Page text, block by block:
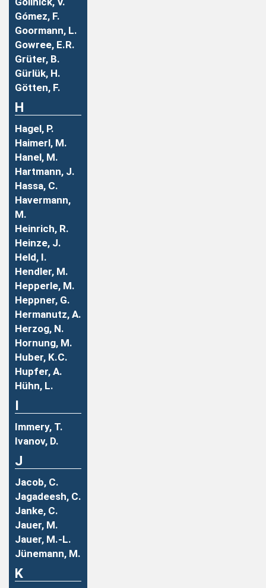
Gómez, F.
Goormann, L.
Gowree, E.R.
Grüter, B.
Gürlük, H.
Götten, F.
H
Hagel, P.
Haimerl, M.
Hanel, M.
Hartmann, J.
Hassa, C.
Havermann,
M.
Heinrich, R.
Heinze, J.
Held, I.
Hendler, M.
Hepperle, M.
Heppner, G.
Hermanutz, A.
Herzog, N.
Hornung, M.
Huber, K.C.
Hupfer, A.
Hühn, L.
I
Immery, T.
Ivanov, D.
J
Jacob, C.
Jagadeesh, C.
Janke, C.
Jauer, M.
Jauer, M.-L.
Jünemann, M.
K